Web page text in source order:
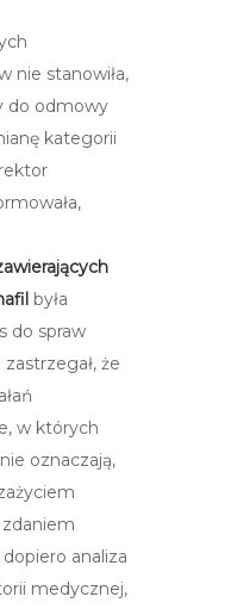
nie stanowiła,
do odmowy
kategorii
była
do spraw
że
w których
oznaczają,
analiza
medycznej,